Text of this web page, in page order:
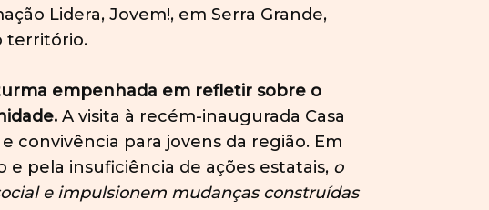
Lidera, Jovem!, em Serra Grande,
território.
empenhada em refletir sobre o
A visita à recém-inaugurada Casa
convivência para jovens da região. Em
pela insuficiência de ações estatais, o
e impulsionem mudanças construídas